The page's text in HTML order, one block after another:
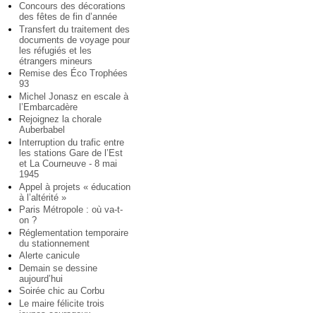
Concours des décorations
des fêtes de fin d’année
Transfert du traitement des
documents de voyage pour
les réfugiés et les
étrangers mineurs
Remise des Éco Trophées
93
Michel Jonasz en escale à
l’Embarcadère
Rejoignez la chorale
Auberbabel
Interruption du trafic entre
les stations Gare de l’Est
et La Courneuve - 8 mai
1945
Appel à projets « éducation
à l’altérité »
Paris Métropole : où va-t-
on ?
Réglementation temporaire
du stationnement
Alerte canicule
Demain se dessine
aujourd’hui
Soirée chic au Corbu
Le maire félicite trois